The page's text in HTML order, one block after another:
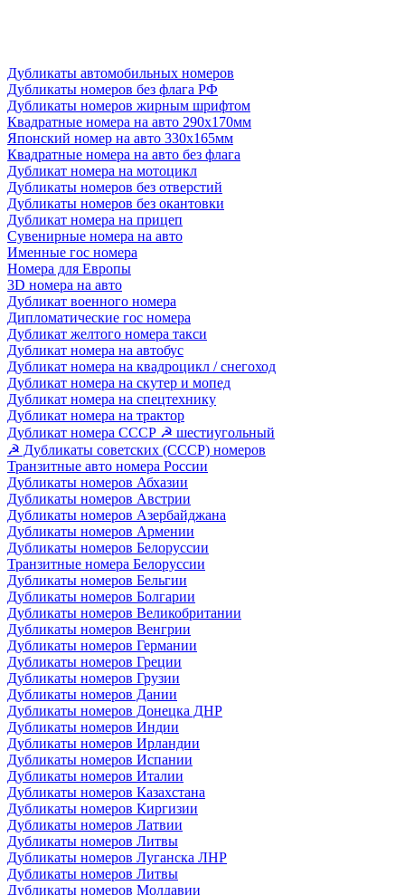
Дубликаты автомобильных номеров
Дубликаты номеров без флага РФ
Дубликаты номеров жирным шрифтом
Квадратные номера на авто 290х170мм
Японский номер на авто 330х165мм
Квадратные номера на авто без флага
Дубликат номера на мотоцикл
Дубликаты номеров без отверстий
Дубликаты номеров без окантовки
Дубликат номера на прицеп
Сувенирные номера на авто
Именные гос номера
Номера для Европы
3D номера на авто
Дубликат военного номера
Дипломатические гос номера
Дубликат желтого номера такси
Дубликат номера на автобус
Дубликат номера на квадроцикл / снегоход
Дубликат номера на скутер и мопед
Дубликат номера на спецтехнику
Дубликат номера на трактор
Дубликат номера СССР ☭ шестиугольный
☭ Дубликаты советских (СССР) номеров
Транзитные авто номера России
Дубликаты номеров Абхазии
Дубликаты номеров Австрии
Дубликаты номеров Азербайджана
Дубликаты номеров Армении
Дубликаты номеров Белоруссии
Транзитные номера Белоруссии
Дубликаты номеров Бельгии
Дубликаты номеров Болгарии
Дубликаты номеров Великобритании
Дубликаты номеров Венгрии
Дубликаты номеров Германии
Дубликаты номеров Греции
Дубликаты номеров Грузии
Дубликаты номеров Дании
Дубликаты номеров Донецка ДНР
Дубликаты номеров Индии
Дубликаты номеров Ирландии
Дубликаты номеров Испании
Дубликаты номеров Италии
Дубликаты номеров Казахстана
Дубликаты номеров Киргизии
Дубликаты номеров Латвии
Дубликаты номеров Литвы
Дубликаты номеров Луганска ЛНР
Дубликаты номеров Литвы
Дубликаты номеров Молдавии